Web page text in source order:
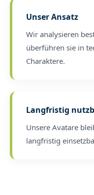
Unser Ansatz
Wir analysieren
überführen sie in
Charaktere.
Langfristig
Unsere Avatare
langfristig